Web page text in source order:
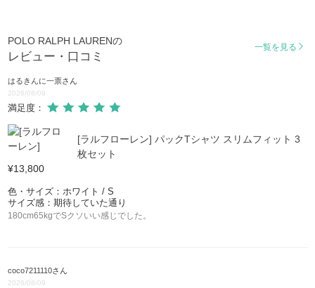
POLO RALPH LAURENの
レビュー・口コミ
一覧を見る
はるきんに一票さん
2026/08/09
満足度：
[ラルフローレン] パックTシャツ スリムフィット 3
枚セット
¥13,800
色・サイズ：ホワイト / S
サイズ感：期待していた通り
180cm65kgでSクソいい感じでした。
coco7211110さん
2026/08/09